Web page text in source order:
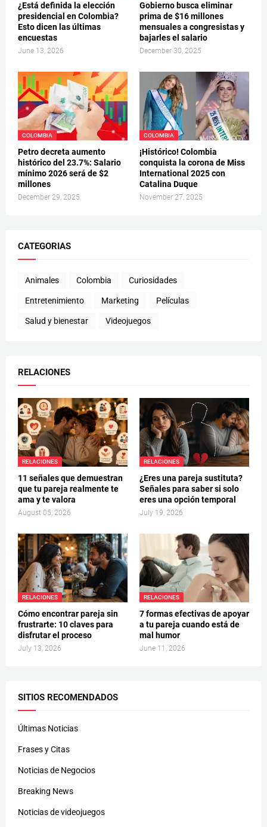
¿Está definida la elección
presidencial en Colombia?
Esto dicen las últimas
encuestas
June 13, 2026
Gobierno busca eliminar
prima de $16 millones
mensuales a congresistas y
bajarles el salario
December 30, 2025
COLOMBIA
Petro decreta aumento
histórico del 23.7%: Salario
mínimo 2026 será de $2
millones
December 29, 2025
COLOMBIA
¡Histórico! Colombia
conquista la corona de Miss
International 2025 con
Catalina Duque
November 27, 2025
CATEGORIAS
Animales Colombia Curiosidades
Entretenimiento Marketing Películas
Salud y bienestar Videojuegos
RELACIONES
RELACIONES
11 señales que demuestran
que tu pareja realmente te
ama y te valora
August 05, 2026
RELACIONES
¿Eres una pareja sustituta?
Señales para saber si solo
eres una opción temporal
July 19, 2026
RELACIONES
Cómo encontrar pareja sin
frustrarte: 10 claves para
disfrutar el proceso
July 13, 2026
RELACIONES
7 formas efectivas de apoyar
a tu pareja cuando está de
mal humor
June 11, 2026
SITIOS RECOMENDADOS
Últimas Noticias
Frases y Citas
Noticias de Negocios
Breaking News
Noticias de videojuegos